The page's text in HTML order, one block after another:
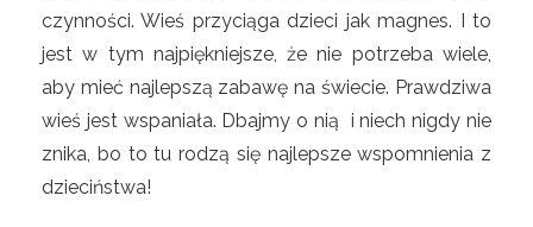
czynności. Wieś przyciąga dzieci jak magnes. I to
jest w tym najpiękniejsze, że nie potrzeba wiele,
aby mieć najlepszą zabawę na świecie. Prawdziwa
wieś jest wspaniała. Dbajmy o nią i niech nigdy nie
znika, bo to tu rodzą się najlepsze wspomnienia z
dzieciństwa!